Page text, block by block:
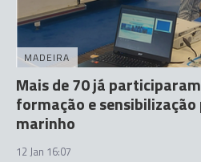
MADEIRA
Mais de 70 já
formação e
marinho
12 Jan 16:07